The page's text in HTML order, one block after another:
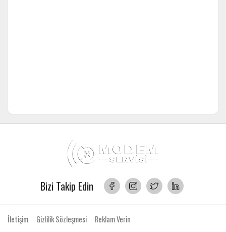
Bizi Takip Edin
İletişim Gizlilik Sözleşmesi Reklam Verin